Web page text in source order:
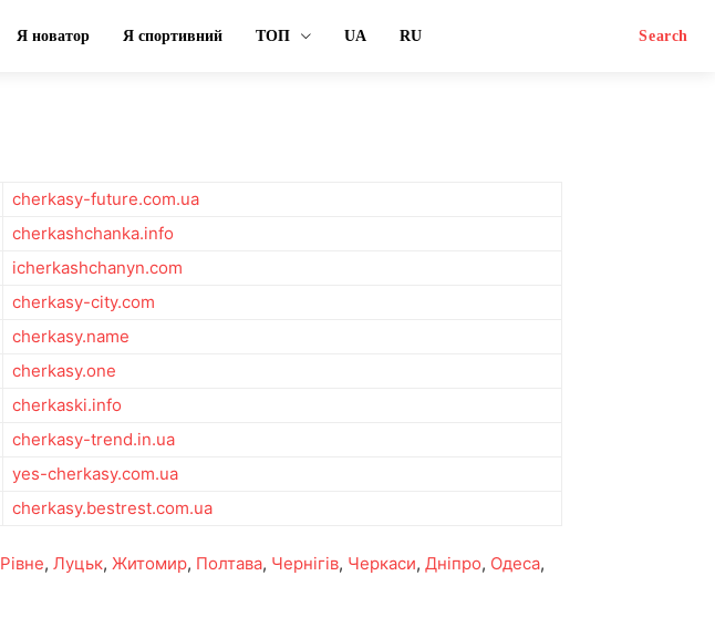
Я новатор Я спортивний ТОП UA RU Search
cherkasy-future.com.ua
cherkashchanka.info
icherkashchanyn.com
cherkasy-city.com
cherkasy.name
cherkasy.one
cherkaski.info
cherkasy-trend.in.ua
yes-cherkasy.com.ua
cherkasy.bestrest.com.ua
Рівне, Луцьк, Житомир, Полтава, Чернігів, Черкаси, Дніпро, Одеса,